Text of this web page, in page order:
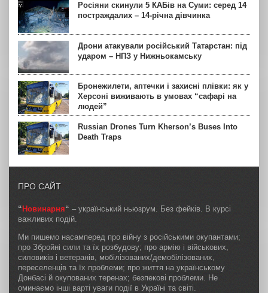
Росіяни скинули 5 КАБів на Суми: серед 14
постраждалих – 14-річна дівчинка
Дрони атакували російський Татарстан: під
ударом – НПЗ у Нижньокамську
Бронежилети, аптечки і захисні плівки: як у
Херсоні виживають в умовах “сафарі на
людей”
Russian Drones Turn Kherson’s Buses Into
Death Traps
ПРО САЙТ
“ Новинарня“ – український ньюзрум. Без фейків. В курсі
важливих подій.
Ми пишемо насамперед про війну з російськими окупантами;
про Збройні сили та їх розбудову; про армію і військових,
силовиків і ветеранів, мобілізованих/демобілізованих,
переселенців та їх проблеми; про життя на українському
Донбасі й окупованих теренах; безпекові проблеми. Не
оминаємо інші варті уваги події в Україні та світі.